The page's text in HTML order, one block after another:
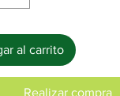
al carrito
Realizar compra